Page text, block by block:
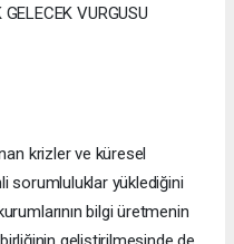
VURGUSU
krizler ve küresel
sorumluluklar yüklediğini
bilgi üretmenin